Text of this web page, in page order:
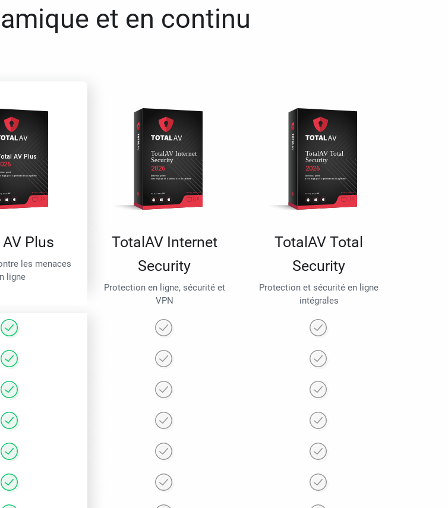
et en continu
Plus
les menaces
ligne
TotalAV Internet
Security
Protection en ligne, sécurité et
VPN
TotalAV Total
Security
Protection et sécurité en ligne
intégrales